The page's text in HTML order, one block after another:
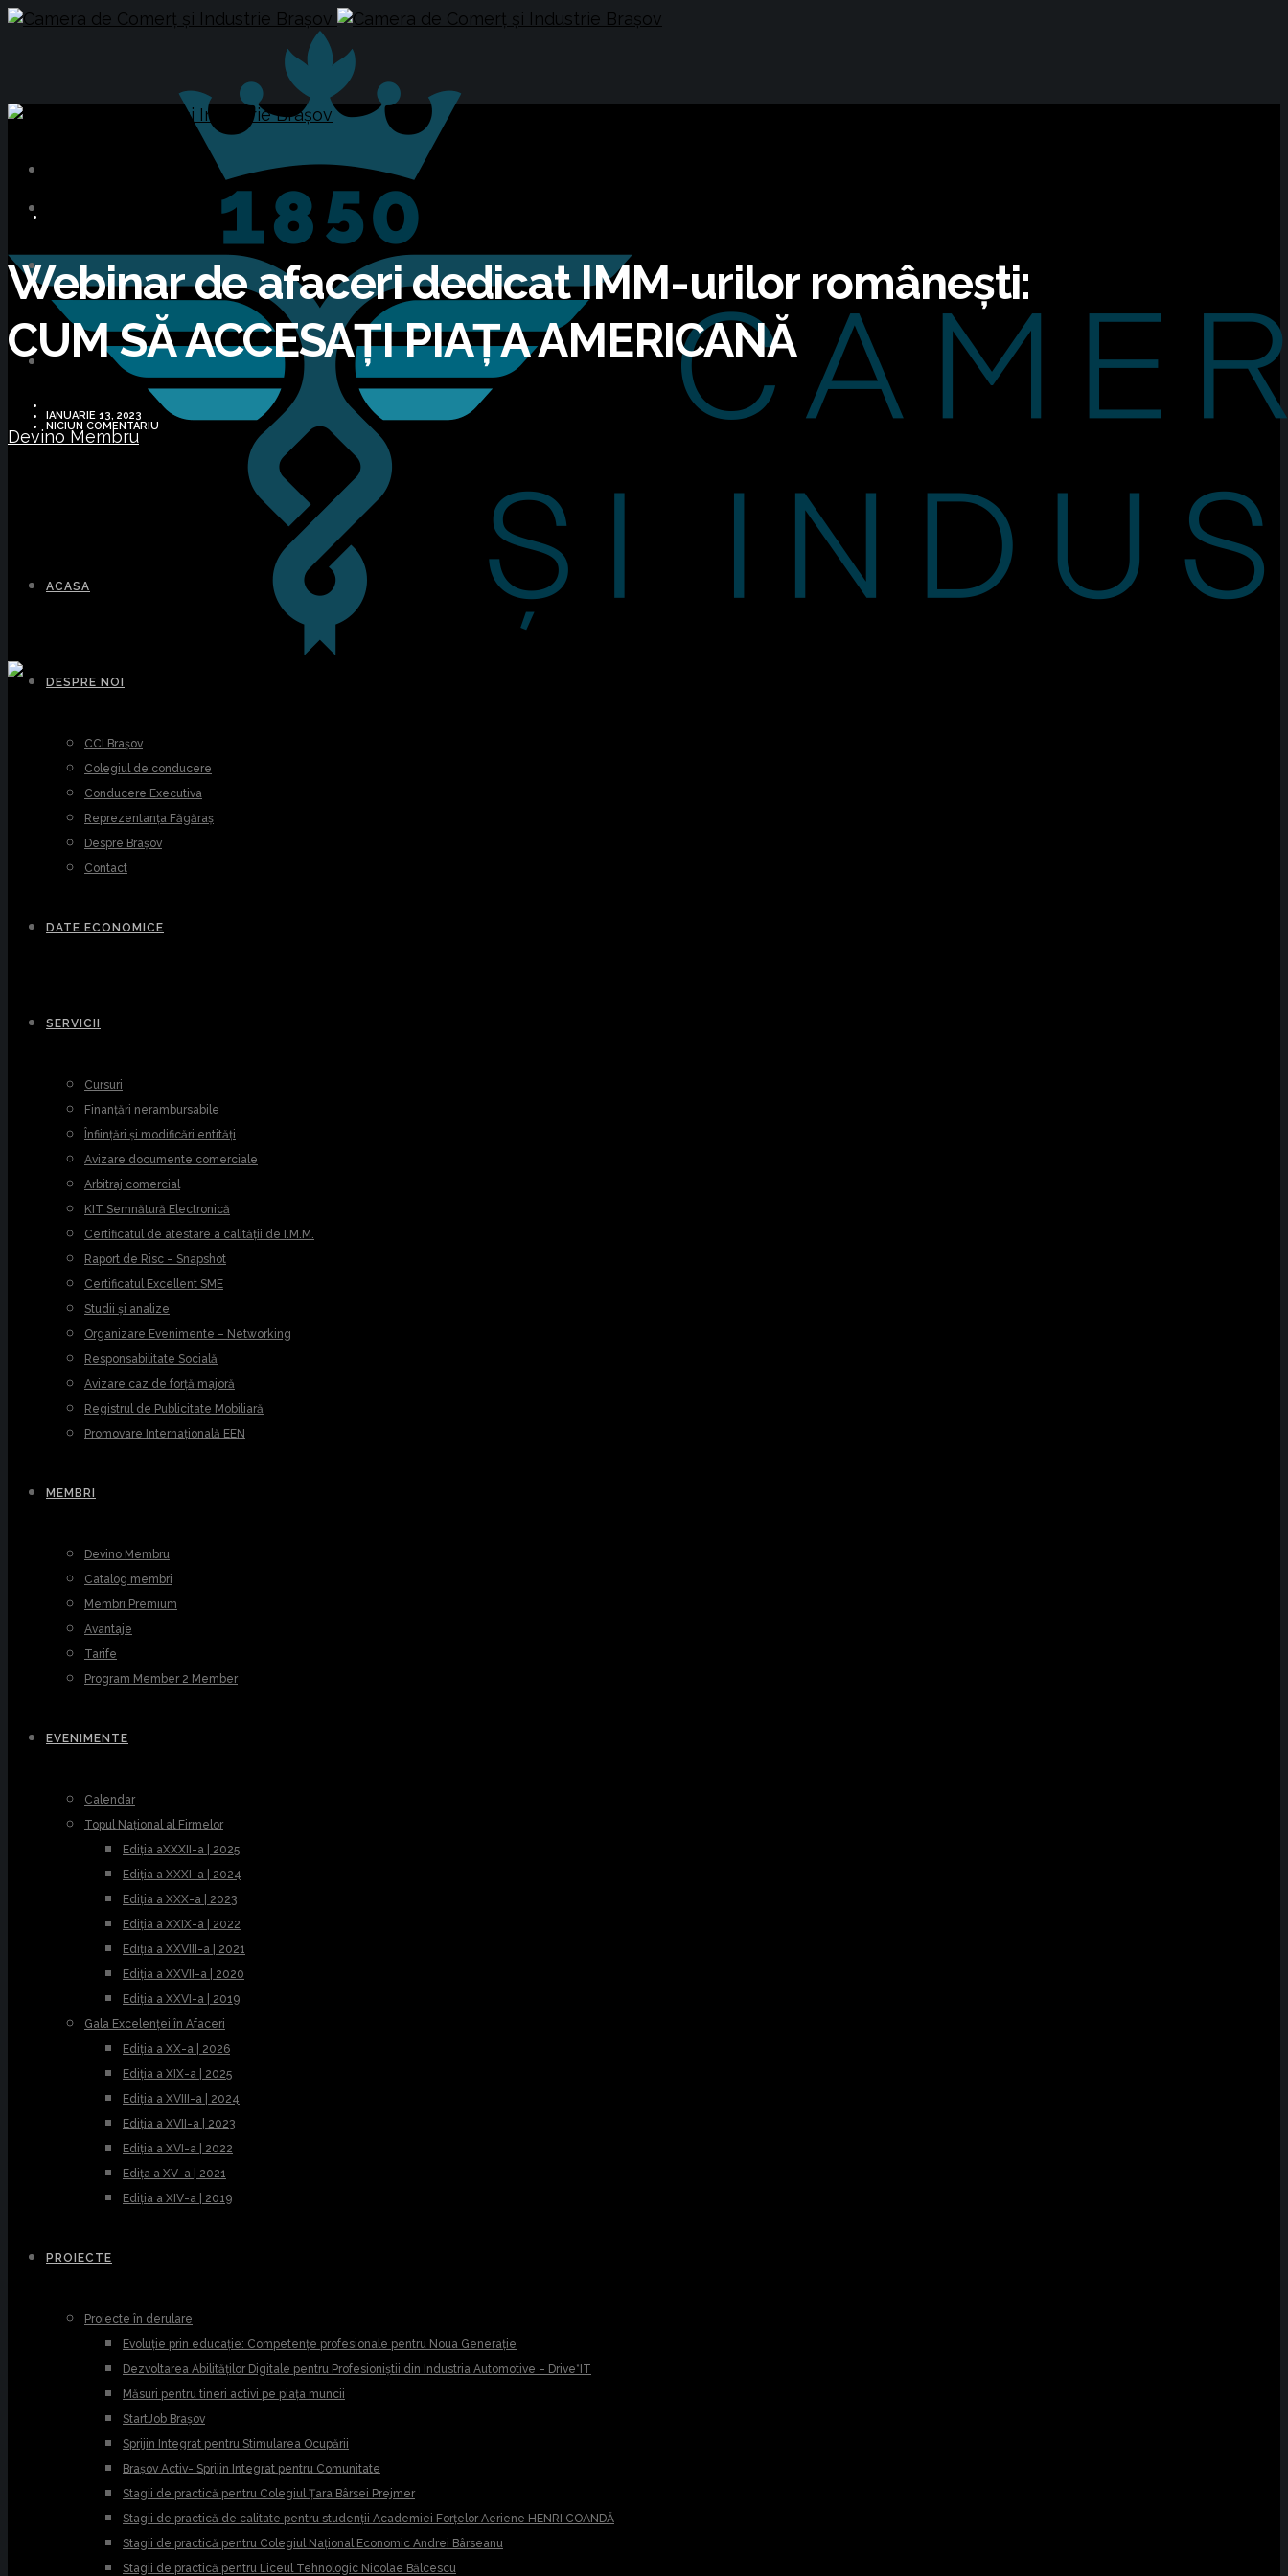
Devino Membru
ACASA
DESPRE NOI
CCI Brașov
Colegiul de conducere
Conducere Executiva
Reprezentanța Făgăraș
Despre Brașov
Contact
DATE ECONOMICE
SERVICII
Cursuri
Finanțări nerambursabile
Înființări și modificări entități
Avizare documente comerciale
Arbitraj comercial
KIT Semnătură Electronică
Certificatul de atestare a calității de I.M.M.
Raport de Risc – Snapshot
Certificatul Excellent SME
Studii și analize
Organizare Evenimente – Networking
Responsabilitate Socială
Avizare caz de forță majoră
Registrul de Publicitate Mobiliară
Promovare Internațională EEN
MEMBRI
Devino Membru
Catalog membri
Membri Premium
Avantaje
Tarife
Program Member 2 Member
EVENIMENTE
Calendar
Topul Național al Firmelor
Ediția aXXXII-a | 2025
Ediția a XXXI-a | 2024
Ediția a XXX-a | 2023
Ediția a XXIX-a | 2022
Ediția a XXVIII-a | 2021
Ediția a XXVII-a | 2020
Ediția a XXVI-a | 2019
Gala Excelenței în Afaceri
Ediția a XX-a | 2026
Ediția a XIX-a | 2025
Ediția a XVIII-a | 2024
Ediția a XVII-a | 2023
Ediția a XVI-a | 2022
Edița a XV-a | 2021
Ediția a XIV-a | 2019
PROIECTE
Proiecte în derulare
Evoluție prin educație: Competențe profesionale pentru Noua Generație
Dezvoltarea Abilităților Digitale pentru Profesioniștii din Industria Automotive – Drive*IT
Măsuri pentru tineri activi pe piața muncii
StartJob Brașov
Sprijin Integrat pentru Stimularea Ocupării
Brașov Activ- Sprijin Integrat pentru Comunitate
Stagii de practică pentru Colegiul Țara Bârsei Prejmer
Stagii de practică de calitate pentru studenții Academiei Forțelor Aeriene HENRI COANDĂ
Stagii de practică pentru Colegiul Național Economic Andrei Bârseanu
Stagii de practică pentru Liceul Tehnologic Nicolae Bălcescu
Webinar de afaceri dedicat IMM-urilor românești:
CUM SĂ ACCESAȚI PIAȚA AMERICANĂ
IANUARIE 13, 2023
NICIUN COMENTARIU